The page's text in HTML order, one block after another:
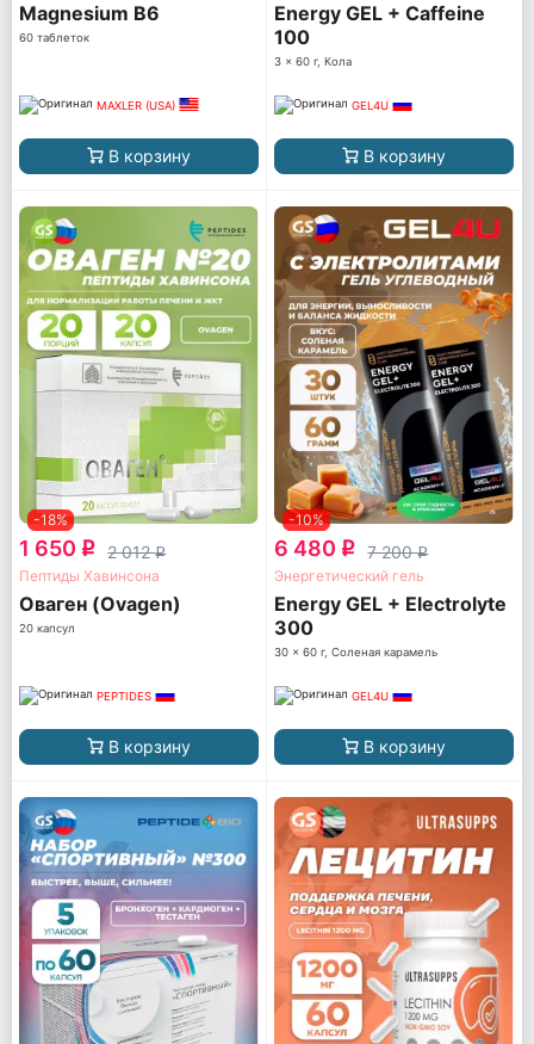
Magnesium B6
60 таблеток
MAXLER (USA)
В корзину
Energy GEL + Caffeine
100
3 x 60 г, Кола
GEL4U
В корзину
-18%
1 650 q 2 012q
Пептиды Хавинсона
Оваген (Ovagen)
20 капсул
PEPTIDES
В корзину
-10%
6 480 q 7 200q
Энергетический гель
Energy GEL + Electrolyte
300
30 x 60 г, Соленая карамель
GEL4U
В корзину